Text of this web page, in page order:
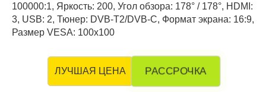
100000:1, Яркость: 200, Угол обзора: 178° / 178°, HDMI:
3, USB: 2, Тюнер: DVB-T2/DVB-C, Формат экрана: 16:9,
Размер VESA: 100х100
ЛУЧШАЯ ЦЕНА РАССРОЧКА